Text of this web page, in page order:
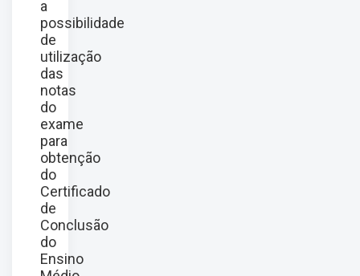
a
possibilidade
de
utilização
das
notas
do
exame
para
obtenção
do
Certificado
de
Conclusão
do
Ensino